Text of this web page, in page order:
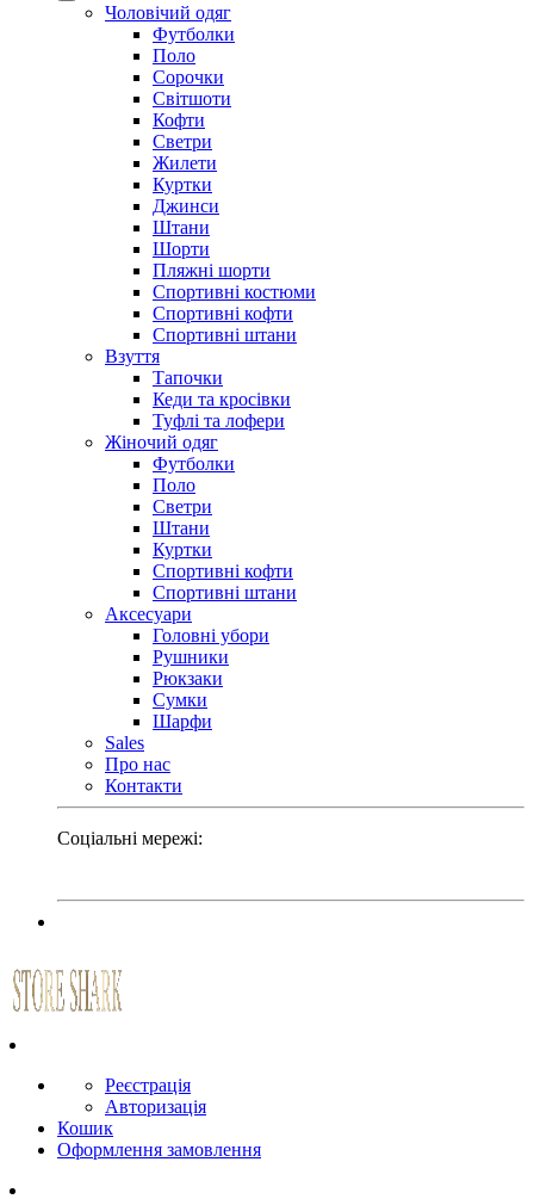
Чоловічий одяг
Футболки
Поло
Сорочки
Світшоти
Кофти
Светри
Жилети
Куртки
Джинси
Штани
Шорти
Пляжні шорти
Спортивні костюми
Спортивні кофти
Спортивні штани
Взуття
Тапочки
Кеди та кросівки
Туфлі та лофери
Жіночий одяг
Футболки
Поло
Светри
Штани
Куртки
Cпортивні кофти
Спортивні штани
Аксесуари
Головні убори
Рушники
Рюкзаки
Сумки
Шарфи
Sales
Про нас
Контакти
Соціальні мережі:
Реєстрація
Авторизація
Кошик
Оформлення замовлення